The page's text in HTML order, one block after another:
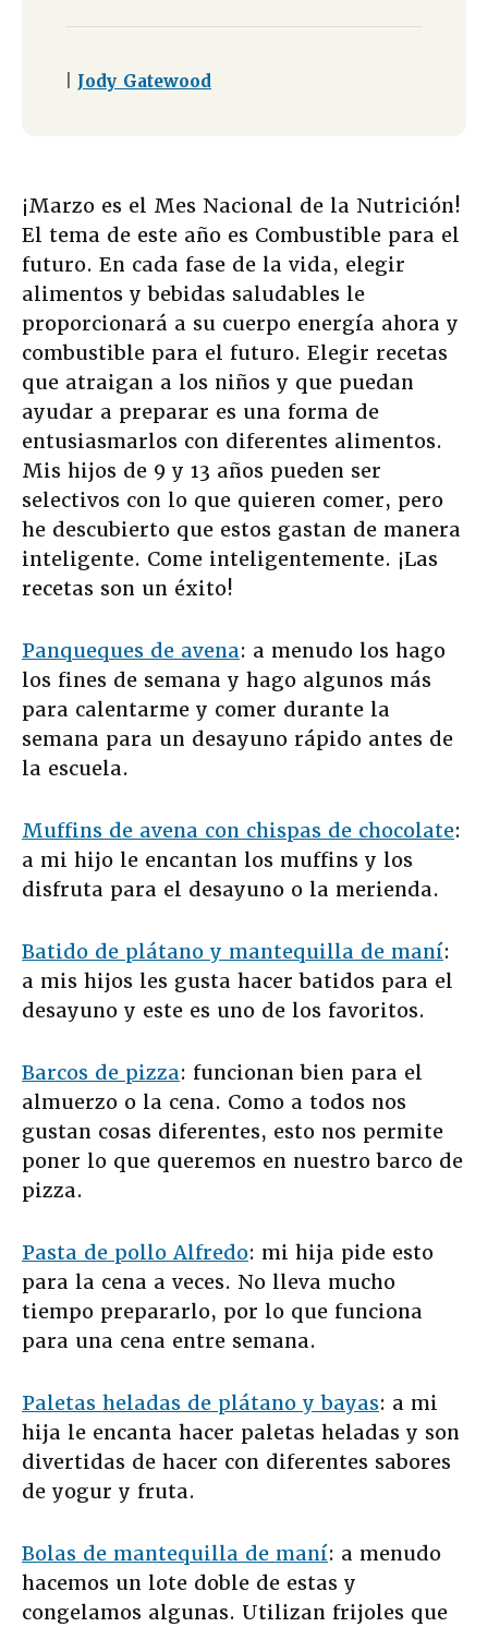
Jody Gatewood
¡Marzo es el Mes Nacional de la Nutrición!
El tema de este año es Combustible para el
futuro. En cada fase de la vida, elegir
alimentos y bebidas saludables le
proporcionará a su cuerpo energía ahora y
combustible para el futuro. Elegir recetas
que atraigan a los niños y que puedan
ayudar a preparar es una forma de
entusiasmarlos con diferentes alimentos.
Mis hijos de 9 y 13 años pueden ser
selectivos con lo que quieren comer, pero
he descubierto que estos gastan de manera
inteligente. Come inteligentemente. ¡Las
recetas son un éxito!
Panqueques de avena: a menudo los hago
los fines de semana y hago algunos más
para calentarme y comer durante la
semana para un desayuno rápido antes de
la escuela.
Muffins de avena con chispas de chocolate:
a mi hijo le encantan los muffins y los
disfruta para el desayuno o la merienda.
Batido de plátano y mantequilla de maní:
a mis hijos les gusta hacer batidos para el
desayuno y este es uno de los favoritos.
Barcos de pizza: funcionan bien para el
almuerzo o la cena. Como a todos nos
gustan cosas diferentes, esto nos permite
poner lo que queremos en nuestro barco de
pizza.
Pasta de pollo Alfredo: mi hija pide esto
para la cena a veces. No lleva mucho
tiempo prepararlo, por lo que funciona
para una cena entre semana.
Paletas heladas de plátano y bayas: a mi
hija le encanta hacer paletas heladas y son
divertidas de hacer con diferentes sabores
de yogur y fruta.
Bolas de mantequilla de maní: a menudo
hacemos un lote doble de estas y
congelamos algunas. Utilizan frijoles que